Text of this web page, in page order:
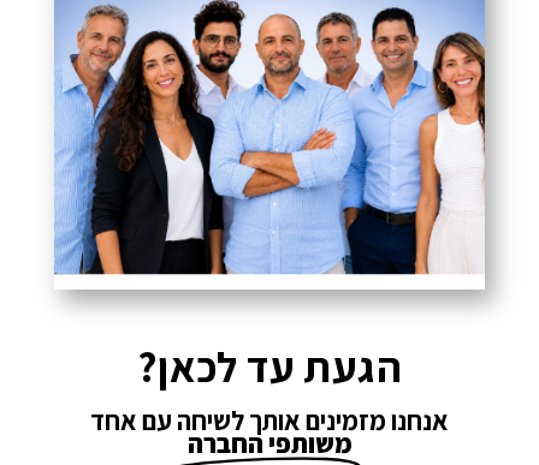
הגעת עד לכאן?
אנחנו מזמינים אותך לשיחה עם אחד
משותפי החברה